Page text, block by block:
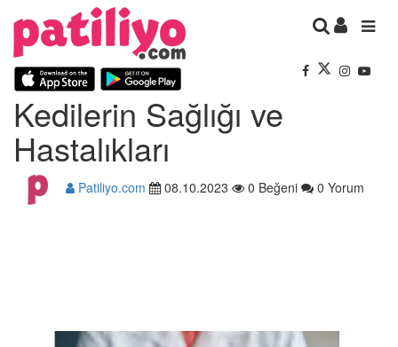
Kedilerin Sağlığı ve
Hastalıkları
Patiliyo.com 08.10.2023 0 Beğeni 0 Yorum